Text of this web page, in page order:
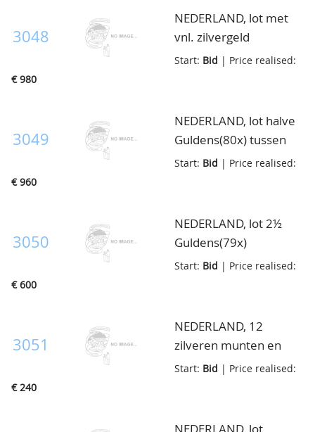
3048
NEDERLAND, lot met
vnl. zilvergeld
Wilhelmina 10ct t/m 2½
ruim prachtig, groot
aantal, leuk
onuitgezocht lot, in
doos
Start: Bid | Price realised:
€ 980
3049
NEDERLAND, lot halve
Guldens(80x) tussen
1847 en 1919, in
1910(11x), in doosje
Start: Bid | Price realised:
€ 960
3050
NEDERLAND, lot 2½
Guldens(79x)
Wilhelmina, vnl. ca.
Start: Bid | Price realised:
€ 600
3051
NEDERLAND, 12
zilveren munten en
koperen muntje, alle
Start: Bid | Price realised:
€ 240